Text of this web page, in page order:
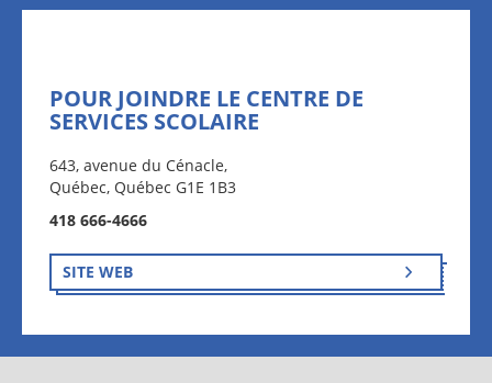
POUR JOINDRE LE CENTRE DE
SERVICES SCOLAIRE
643, avenue du Cénacle,
Québec, Québec G1E 1B3
418 666-4666
SITE WEB